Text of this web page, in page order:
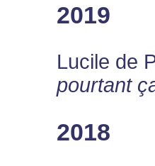
2019
Lucile de
pourtant
2018